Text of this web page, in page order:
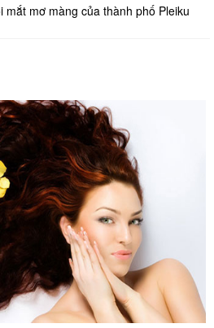
mắt mơ màng của thành phố Pleiku